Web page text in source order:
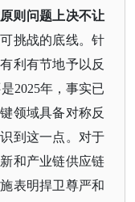
则问题上决不让
挑战的底线。针
利有节地予以反
2025年，事实已
领域具备对称反
到这一点。对于
和产业链供应链
表明捍卫尊严和